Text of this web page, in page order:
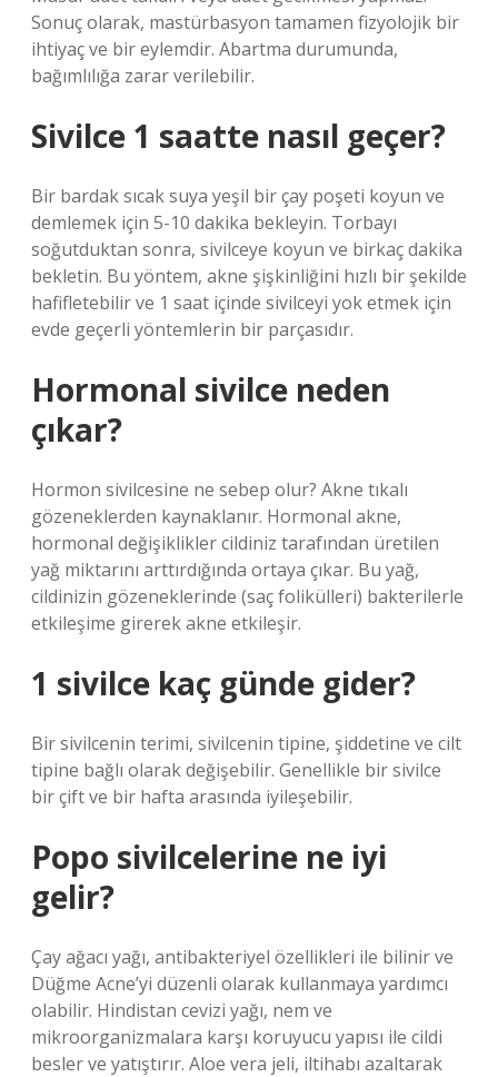
Sonuç olarak, mastürbasyon tamamen fizyolojik bir
ihtiyaç ve bir eylemdir. Abartma durumunda,
bağımlılığa zarar verilebilir.
Sivilce 1 saatte nasıl geçer?
Bir bardak sıcak suya yeşil bir çay poşeti koyun ve
demlemek için 5-10 dakika bekleyin. Torbayı
soğutduktan sonra, sivilceye koyun ve birkaç dakika
bekletin. Bu yöntem, akne şişkinliğini hızlı bir şekilde
hafifletebilir ve 1 saat içinde sivilceyi yok etmek için
evde geçerli yöntemlerin bir parçasıdır.
Hormonal sivilce neden
çıkar?
Hormon sivilcesine ne sebep olur? Akne tıkalı
gözeneklerden kaynaklanır. Hormonal akne,
hormonal değişiklikler cildiniz tarafından üretilen
yağ miktarını arttırdığında ortaya çıkar. Bu yağ,
cildinizin gözeneklerinde (saç folikülleri) bakterilerle
etkileşime girerek akne etkileşir.
1 sivilce kaç günde gider?
Bir sivilcenin terimi, sivilcenin tipine, şiddetine ve cilt
tipine bağlı olarak değişebilir. Genellikle bir sivilce
bir çift ve bir hafta arasında iyileşebilir.
Popo sivilcelerine ne iyi
gelir?
Çay ağacı yağı, antibakteriyel özellikleri ile bilinir ve
Düğme Acne’yi düzenli olarak kullanmaya yardımcı
olabilir. Hindistan cevizi yağı, nem ve
mikroorganizmalara karşı koruyucu yapısı ile cildi
besler ve yatıştırır. Aloe vera jeli, iltihabı azaltarak